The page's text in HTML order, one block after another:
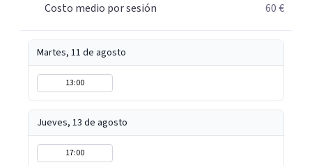
Costo medio por sesión
60 €
Martes, 11 de agosto
13:00
Jueves, 13 de agosto
17:00